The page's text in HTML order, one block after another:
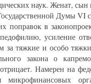
наук. Женат, сын
Думы VI
поправок в
усиление
за тяжкие и особо
закона о
Намерен на
микрофинансовых